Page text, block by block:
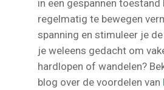
te blijven. Dit is belangrijk,
in een gespannen toestand
regelmatig te bewegen
spanning en stimuleer je de
je weleens gedacht om
hardlopen of wandelen?